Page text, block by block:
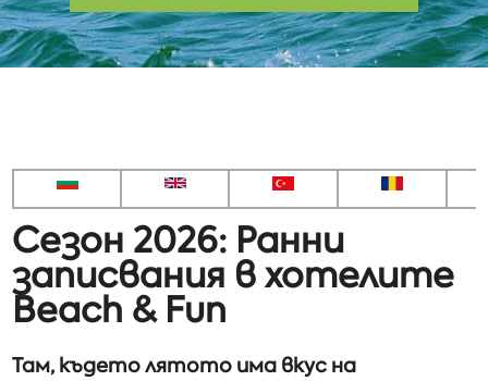
Сезон 2026: Ранни
записвания в хотелите
Beach & Fun
Там, където лятото има вкус на